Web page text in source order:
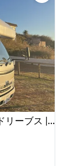
【ペット可🐶】バンテック コルドリーブス | ペット大歓迎🐶家庭用エアコンFFヒーター搭載❄️フルフラットで広々✨️4駆ディーゼルでパワフル＆安心💪